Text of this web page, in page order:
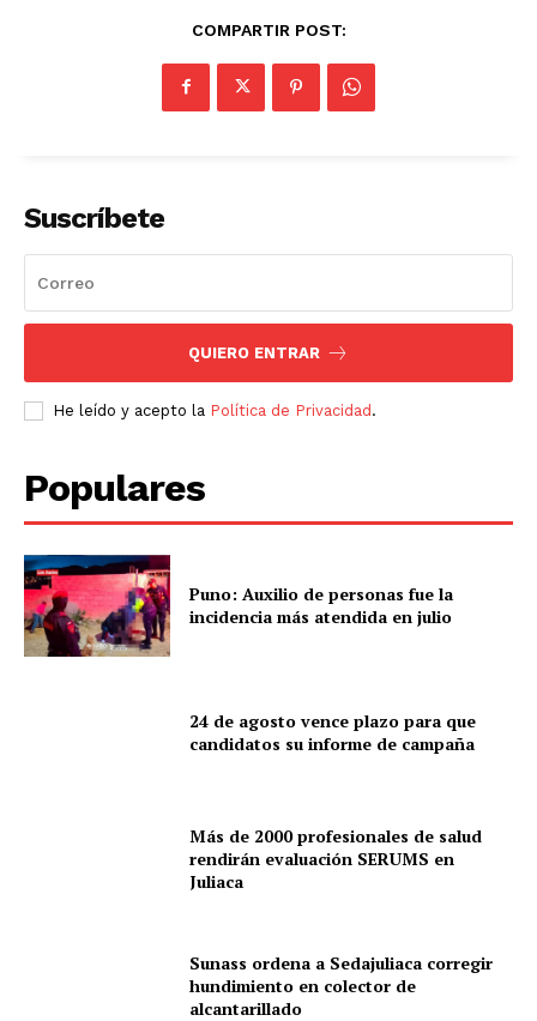
COMPARTIR POST:
Suscríbete
QUIERO ENTRAR
He leído y acepto la Política de Privacidad.
Populares
Puno: Auxilio de personas fue la
incidencia más atendida en julio
24 de agosto vence plazo para que
candidatos su informe de campaña
Más de 2000 profesionales de salud
rendirán evaluación SERUMS en
Juliaca
Sunass ordena a Sedajuliaca corregir
hundimiento en colector de
alcantarillado